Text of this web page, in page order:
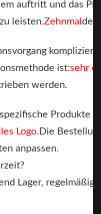
auftritt und das
leisten.Zehnmal der
kompliziert?
ist:sehr
werden.
Produkte
Logo. Die
anpassen.
Lager,